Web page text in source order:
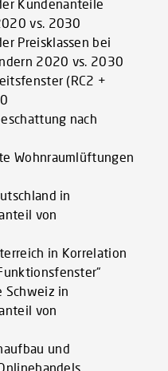
Kundenanteile
vs. 2030
Preisklassen bei
2020 vs. 2030
(RC2 +
nach
Wohnraumlüftungen
in
von
in Korrelation
Schweiz in
von
und